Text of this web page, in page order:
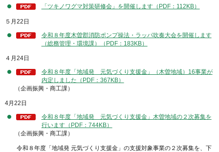
「ツキノワグマ対策研修会」を開催します（PDF：112KB）
５月22日
令和８年度木曽郡消防ポンプ操法・ラッパ吹奏大会を開催します
（総務管理・環境課）（PDF：183KB）
４月24日
令和８年度「地域発 元気づくり支援金」（木曽地域）16事業が
内定しました（PDF：367KB）
（企画振興・商工課）
4月22日
令和８年度「地域発 元気づくり支援金」木曽地域の２次募集を
行います（PDF：744KB）
（企画振興・商工課）
令和８年度「地域発 元気づくり支援金」の支援対象事業の２次募集を、下